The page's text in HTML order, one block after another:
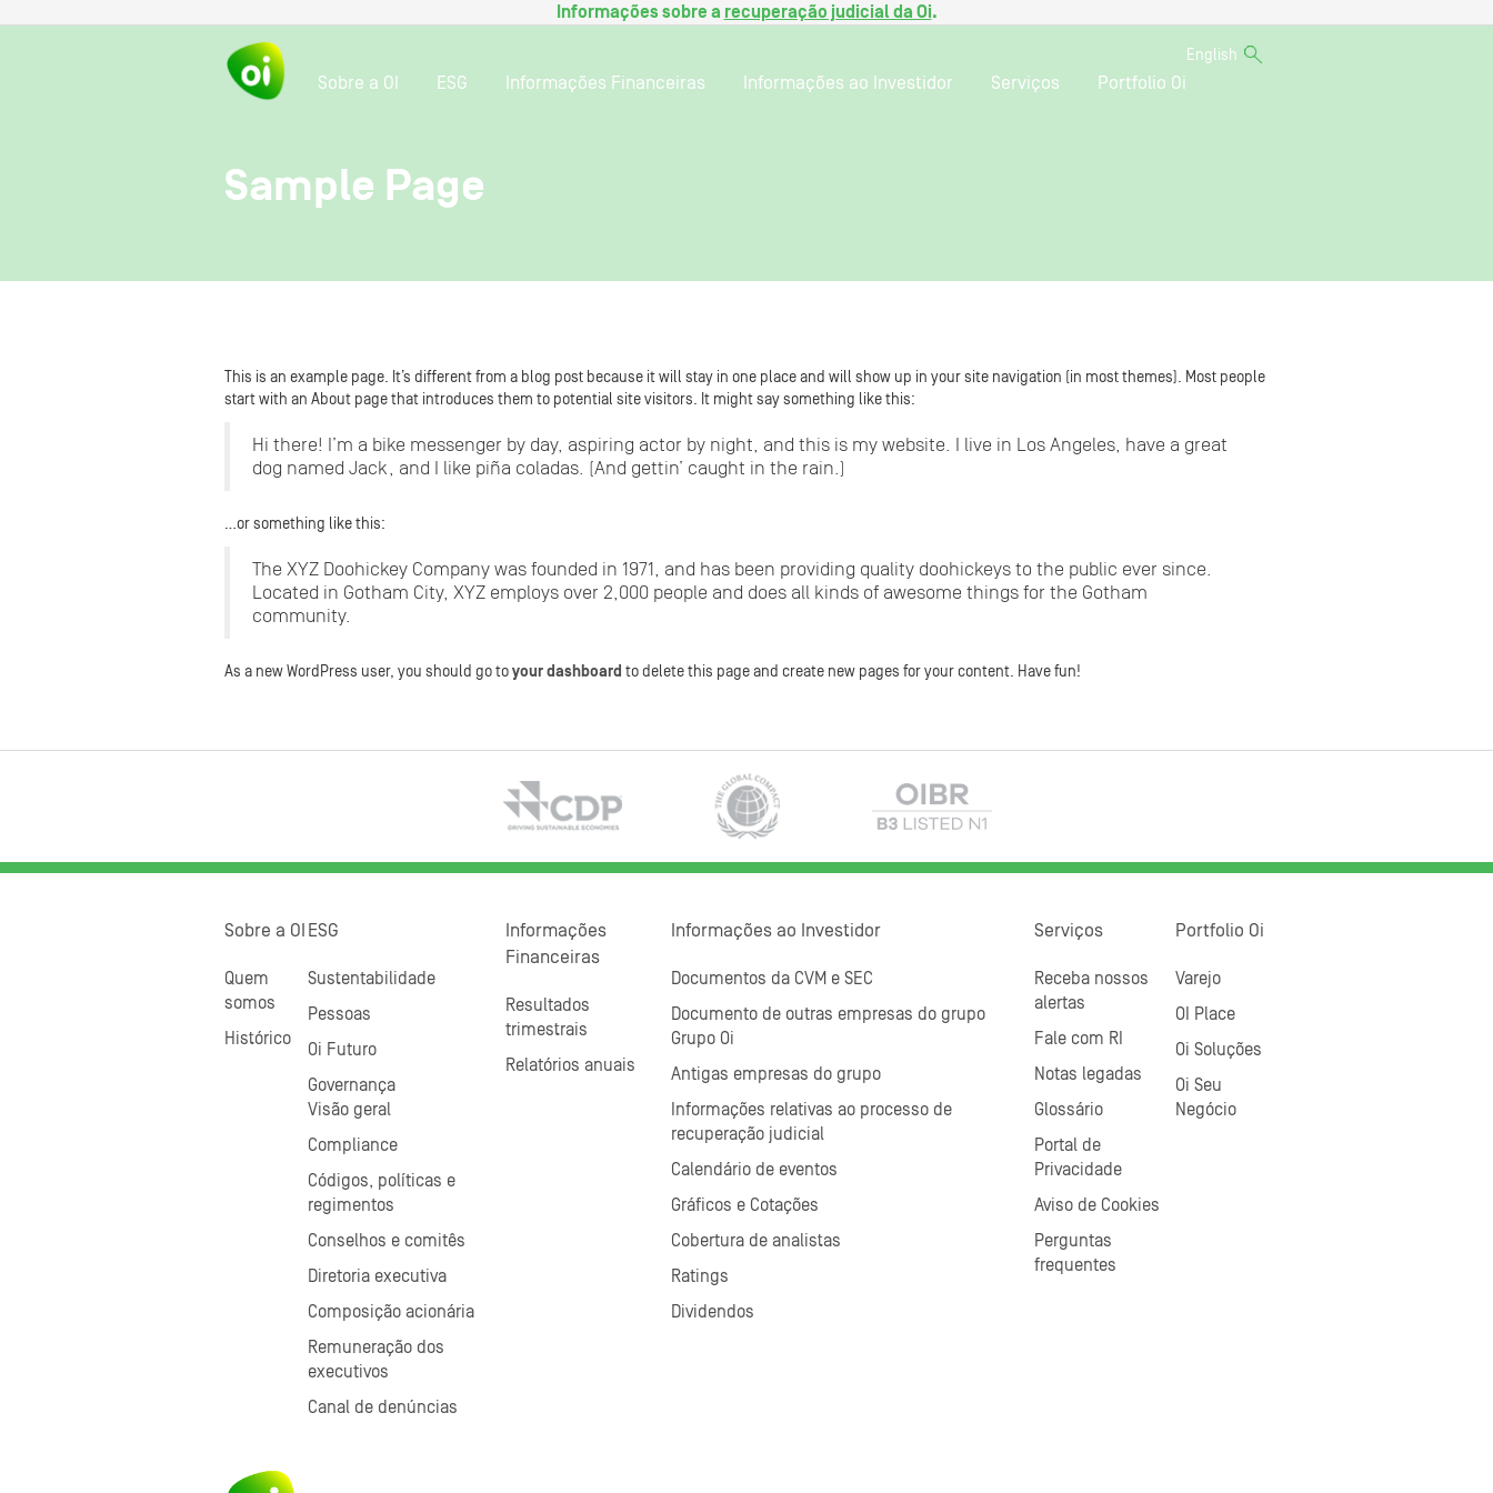
Informações sobre a recuperação judicial da Oi.
English
Sobre a OI ESG Informações Financeiras Informações ao Investidor Serviços Portfolio Oi
Sample Page
This is an example page. It’s different from a blog post because it will stay in one place and will show up in your site navigation (in most themes). Most people
start with an About page that introduces them to potential site visitors. It might say something like this:
Hi there! I’m a bike messenger by day, aspiring actor by night, and this is my website. I live in Los Angeles, have a great
dog named Jack, and I like piña coladas. (And gettin’ caught in the rain.)
…or something like this:
The XYZ Doohickey Company was founded in 1971, and has been providing quality doohickeys to the public ever since.
Located in Gotham City, XYZ employs over 2,000 people and does all kinds of awesome things for the Gotham
community.
As a new WordPress user, you should go to your dashboard to delete this page and create new pages for your content. Have fun!
Sobre a OI
Quem
somos
Histórico
ESG
Sustentabilidade
Pessoas
Oi Futuro
Governança
Visão geral
Compliance
Códigos, políticas e
regimentos
Conselhos e comitês
Diretoria executiva
Composição acionária
Remuneração dos
executivos
Canal de denúncias
Informações
Financeiras
Resultados
trimestrais
Relatórios anuais
Informações ao Investidor
Documentos da CVM e SEC
Documento de outras empresas do grupo
Grupo Oi
Antigas empresas do grupo
Informações relativas ao processo de
recuperação judicial
Calendário de eventos
Gráficos e Cotações
Cobertura de analistas
Ratings
Dividendos
Serviços
Receba nossos
alertas
Fale com RI
Notas legadas
Glossário
Portal de
Privacidade
Aviso de Cookies
Perguntas
frequentes
Portfolio Oi
Varejo
OI Place
Oi Soluções
Oi Seu
Negócio